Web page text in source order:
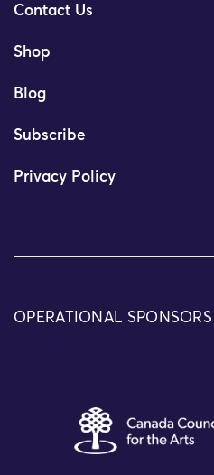
Contact Us
Shop
Blog
Subscribe
Privacy Policy
OPERATIONAL